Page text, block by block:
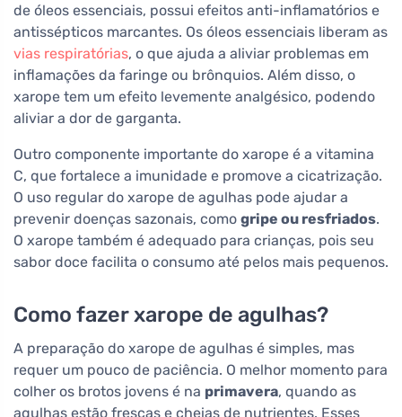
de óleos essenciais, possui efeitos anti-inflamatórios e
antissépticos marcantes. Os óleos essenciais liberam as
vias respiratórias, o que ajuda a aliviar problemas em
inflamações da faringe ou brônquios. Além disso, o
xarope tem um efeito levemente analgésico, podendo
aliviar a dor de garganta.
Outro componente importante do xarope é a vitamina
C, que fortalece a imunidade e promove a cicatrização.
O uso regular do xarope de agulhas pode ajudar a
prevenir doenças sazonais, como gripe ou resfriados.
O xarope também é adequado para crianças, pois seu
sabor doce facilita o consumo até pelos mais pequenos.
Como fazer xarope de agulhas?
A preparação do xarope de agulhas é simples, mas
requer um pouco de paciência. O melhor momento para
colher os brotos jovens é na primavera, quando as
agulhas estão frescas e cheias de nutrientes. Esses